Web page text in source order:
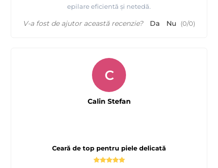
epilare eficientă și netedă.
V-a fost de ajutor această recenzie? Da Nu (0/0)
Ceară de top pentru piele delicată
C
Calin Stefan